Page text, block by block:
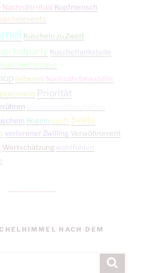
Kopfmensch
Kuscheln zu Zweit
Kuscheltankstelle
Kuscheltherapie
liebevoll Nachnährtankstelle
platonisch Priorität
Regeln sanft Seele
verlorener Zwilling Verwöhnevent
Wertschätzung wohlfühlen
NACH DEM